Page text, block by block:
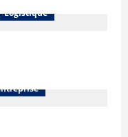
Logistique